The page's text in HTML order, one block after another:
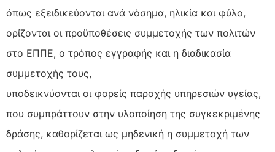
όπως εξειδικεύονται ανά νόσημα, ηλικία και φύλο,
ορίζονται οι προϋποθέσεις συμμετοχής των πολιτών
στο ΕΠΠΕ, ο τρόπος εγγραφής και η διαδικασία
συμμετοχής τους,
υποδεικνύονται οι φορείς παροχής υπηρεσιών υγείας,
που συμπράττουν στην υλοποίηση της συγκεκριμένης
δράσης, καθορίζεται ως μηδενική η συμμετοχή των